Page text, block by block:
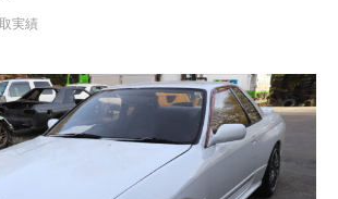
実績